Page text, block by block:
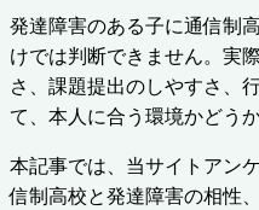
発達障害のある子に通信制
けでは判断できません。実
さ、課題提出のしやすさ、
て、本人に合う環境かどう
本記事では、当サイトアン
信制高校と発達障害の相性